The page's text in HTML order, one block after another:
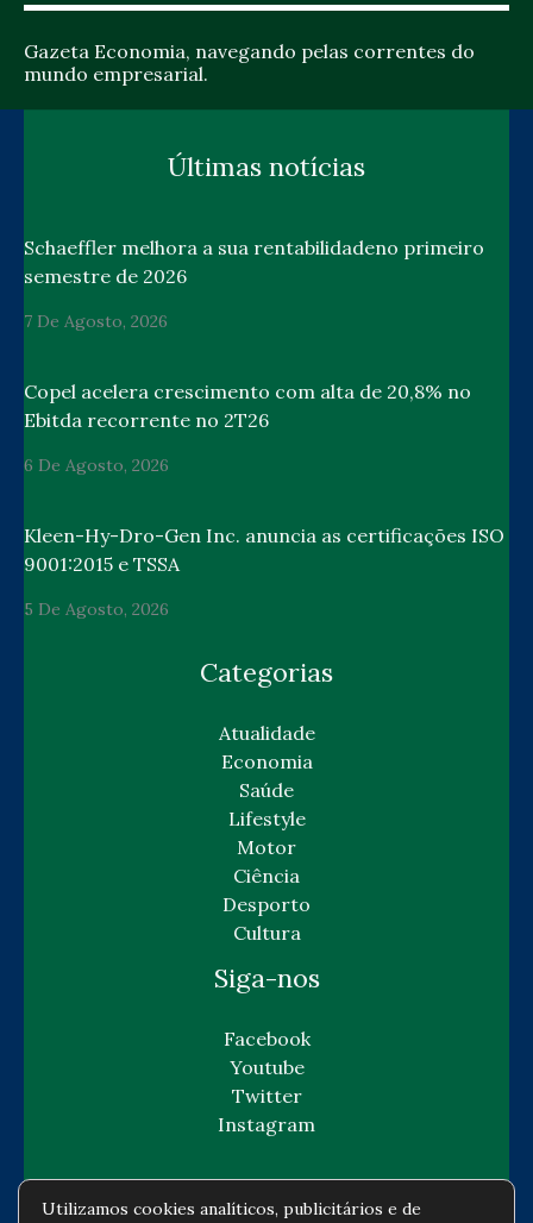
Gazeta Economia, navegando pelas correntes do
mundo empresarial.
Últimas notícias
Schaeffler melhora a sua rentabilidadeno primeiro
semestre de 2026
7 De Agosto, 2026
Copel acelera crescimento com alta de 20,8% no
Ebitda recorrente no 2T26
6 De Agosto, 2026
Kleen-Hy-Dro-Gen Inc. anuncia as certificações ISO
9001:2015 e TSSA
5 De Agosto, 2026
Categorias
Atualidade
Economia
Saúde
Lifestyle
Motor
Ciência
Desporto
Cultura
Siga-nos
Facebook
Youtube
Twitter
Instagram
Utilizamos cookies analíticos, publicitários e de